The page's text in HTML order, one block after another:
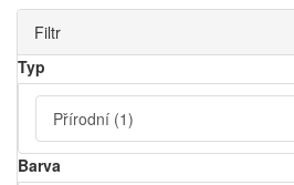
Filtr
Typ
Přírodní (1)
Barva